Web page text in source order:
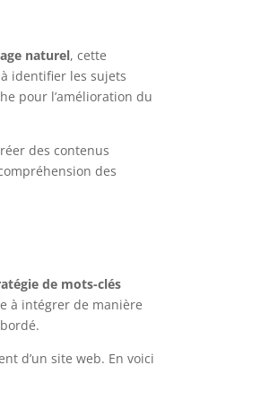
naturel, cette
identifier les sujets
pour l’amélioration du
des contenus
des
de mots-clés
à intégrer de manière
d’un site web. En voici